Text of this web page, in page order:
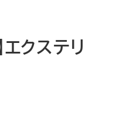
クステリ